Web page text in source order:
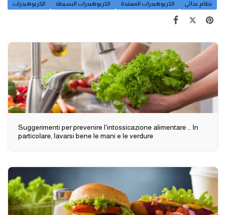
الكربوهيدرات الكربوهيدرات البسيطة الكربوهيدرات المعقدة نظام غذائى
Suggerimenti per prevenire l'intossicazione alimentare .. In
particolare, lavarsi bene le mani e le verdure